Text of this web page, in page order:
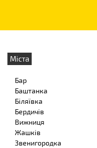
Міста
Бар
Баштанка
Біляївка
Бердичів
Вижниця
Жашків
Звенигородка